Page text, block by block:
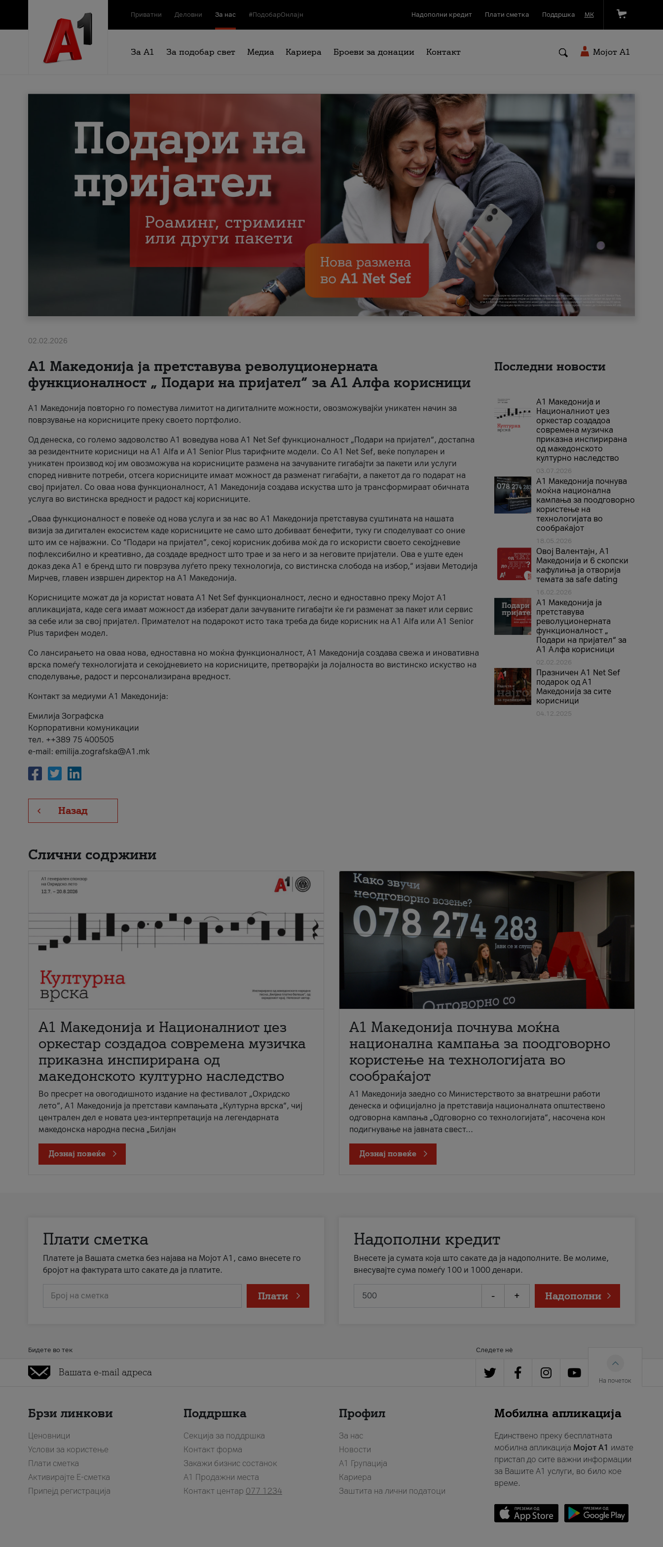
Приватни Деловни За нас #ПодобарОнлајн Надополни кредит Плати сметка Поддршка МК
За А1 За подобар свет Медиа Кариера Броеви за донации Контакт Мојот A1
02.02.2026
А1 Македонија ја претставува револуционерната
функционалност „ Подари на пријател“ за А1 Алфа корисници
А1 Македонија повторно го поместува лимитот на дигиталните можности, овозможувајќи уникатен начин за
поврзување на корисниците преку своето портфолио.
Од денеска, со големо задоволство А1 воведува нова A1 Net Sef функционалност „Подари на пријател“, достапна
за резидентните корисници на А1 Alfa и A1 Senior Plus тарифните модели. Со A1 Net Sef, веќе популарен и
уникатен производ кој им овозможува на корисниците размена на зачуваните гигабајти за пакети или услуги
според нивните потреби, отсега корисниците имаат можност да разменат гигабајти, а пакетот да го подарат на
свој пријател. Со оваа нова функционалност, А1 Македонија создава искуства што ја трансформираат обичната
услуга во вистинска вредност и радост кај корисниците.
„Оваа функционалност е повеќе од нова услуга и за нас во А1 Македонија претставува суштината на нашата
визија за дигитален екосистем каде корисниците не само што добиваат бенефити, туку ги споделуваат со оние
што им се најважни. Со “Подари на пријател”, секој корисник добива моќ да го искористи своето секојдневие
пофлексибилно и креативно, да создаде вредност што трае и за него и за неговите пријатели. Ова е уште еден
доказ дека А1 е бренд што ги поврзува луѓето преку технологија, со вистинска слобода на избор,“ изјави Методија
Мирчев, главен извршен директор на А1 Македонија.
Корисниците можат да ја користат новата А1 Net Sef функционалност, лесно и едноставно преку Мојот А1
апликацијата, каде сега имаат можност да изберат дали зачуваните гигабајти ќе ги разменат за пакет или сервис
за себе или за свој пријател. Примателот на подарокот исто така треба да биде корисник на А1 Alfa или A1 Senior
Plus тарифен модел.
Со лансирањето на оваа нова, едноставна но моќна функционалност, А1 Македонија создава свежа и иновативна
врска помеѓу технологијата и секојдневието на корисниците, претворајќи ја лојалноста во вистинско искуство на
споделување, радост и персонализирана вредност.
Контакт за медиуми А1 Македонија:
Емилија Зографска
Корпоративни комуникации
тел. ++389 75 400505
e-mail: emilija.zografska@A1.mk
Назад
Последни новости
А1 Македонија и
Националниот џез
оркестар создадоа
современа музичка
приказна инспирирана
од македонското
културно наследство
03.07.2026
A1 Македонија почнува
моќна национална
кампања за поодговорно
користење на
технологијата во
сообраќајот
18.05.2026
Овој Валентајн, A1
Македонија и 6 скопски
кафулиња ја отворија
темата за safe dating
16.02.2026
А1 Македонија ја
претставува
револуционерната
функционалност „
Подари на пријател“ за
А1 Алфа корисници
02.02.2026
Празничен A1 Net Sеf
подарок од А1
Македонија за сите
корисници
04.12.2025
Слични содржини
А1 Македонија и Националниот џез
оркестар создадоа современа музичка
приказна инспирирана од
македонското културно наследство
Во пресрет на овогодишното издание на фестивалот „Охридско
лето“, А1 Македонија ја претстави кампањата „Културна врска“, чиј
централен дел е новата џез-интерпретација на легендарната
македонска народна песна „Билјан
Дознај повеќе
A1 Македонија почнува моќна
национална кампања за поодговорно
користење на технологијата во
сообраќајот
A1 Македонија заедно со Министерството за внатрешни работи
денеска и официјално ја претставија националната општествено
одговорна кампања „Одговорно со технологијата“, насочена кон
подигнување на јавната свест...
Дознај повеќе
Плати сметка
Платете ја Вашата сметка без најава на Мојот А1, само внесете го
бројот на фактурата што сакате да ја платите.
Број на сметка Плати
Надополни кредит
Внесете ја сумата која што сакате да ја надополните. Ве молиме,
внесувајте сума помеѓу 100 и 1000 денари.
- + Надополни
Бидете во тек Следете нè
На почеток
Брзи линкови
Ценовници
Услови за користење
Плати сметка
Активирајте Е-сметка
Припејд регистрација
Поддршка
Секција за поддршка
Контакт форма
Закажи бизнис состанок
A1 Продажни места
Контакт центар 077 1234
Профил
За нас
Новости
А1 Групација
Кариера
Заштита на лични податоци
Мобилна апликација
Единствено преку бесплатната
мобилна апликација Мојот A1 имате
пристап до сите важни информации
за Вашите A1 услуги, во било кое
време.